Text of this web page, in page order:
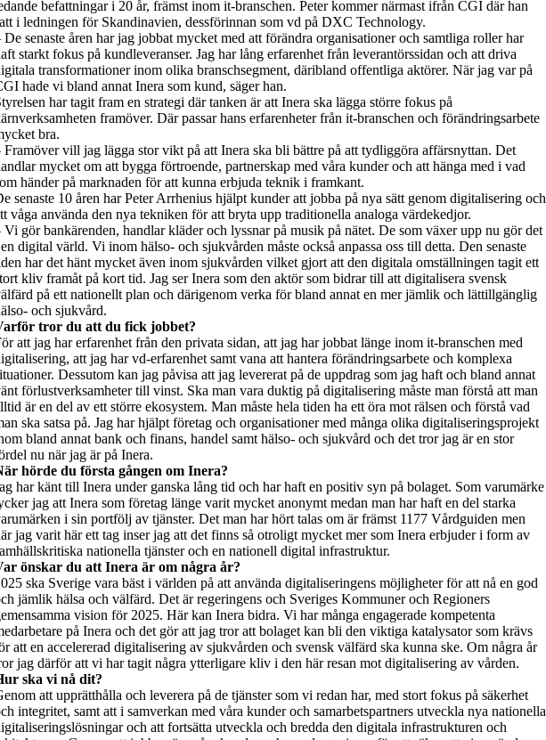
befattningar i 20 år, främst inom it-branschen. Peter kommer närmast ifrån CGI där han
i ledningen för Skandinavien, dessförinnan som vd på DXC Technology.
De senaste åren har jag jobbat mycket med att förändra organisationer och samtliga roller har
starkt fokus på kundleveranser. Jag har lång erfarenhet från leverantörssidan och att driva
transformationer inom olika branschsegment, däribland offentliga aktörer. När jag var på
hade vi bland annat Inera som kund, säger han.
har tagit fram en strategi där tanken är att Inera ska lägga större fokus på
framöver. Där passar hans erfarenheter från it-branschen och förändringsarbete
bra.
Framöver vill jag lägga stor vikt på att Inera ska bli bättre på att tydliggöra affärsnyttan. Det
mycket om att bygga förtroende, partnerskap med våra kunder och att hänga med i vad
händer på marknaden för att kunna erbjuda teknik i framkant.
senaste 10 åren har Peter Arrhenius hjälpt kunder att jobba på nya sätt genom digitalisering och
våga använda den nya tekniken för att bryta upp traditionella analoga värdekedjor.
Vi gör bankärenden, handlar kläder och lyssnar på musik på nätet. De som växer upp nu gör det
digital värld. Vi inom hälso- och sjukvården måste också anpassa oss till detta. Den senaste
har det hänt mycket även inom sjukvården vilket gjort att den digitala omställningen tagit ett
kliv framåt på kort tid. Jag ser Inera som den aktör som bidrar till att digitalisera svensk
på ett nationellt plan och därigenom verka för bland annat en mer jämlik och lättillgänglig
och sjukvård.
tror du att du fick jobbet?
att jag har erfarenhet från den privata sidan, att jag har jobbat länge inom it-branschen med
att jag har vd-erfarenhet samt vana att hantera förändringsarbete och komplexa
Dessutom kan jag påvisa att jag levererat på de uppdrag som jag haft och bland annat
förlustverksamheter till vinst. Ska man vara duktig på digitalisering måste man förstå att man
är en del av ett större ekosystem. Man måste hela tiden ha ett öra mot rälsen och förstå vad
ska satsa på. Jag har hjälpt företag och organisationer med många olika digitaliseringsprojekt
bland annat bank och finans, handel samt hälso- och sjukvård och det tror jag är en stor
nu när jag är på Inera.
hörde du första gången om Inera?
har känt till Inera under ganska lång tid och har haft en positiv syn på bolaget. Som varumärke
jag att Inera som företag länge varit mycket anonymt medan man har haft en del starka
i sin portfölj av tjänster. Det man har hört talas om är främst 1177 Vårdguiden men
jag varit här ett tag inser jag att det finns så otroligt mycket mer som Inera erbjuder i form av
nationella tjänster och en nationell digital infrastruktur.
önskar du att Inera är om några år?
ska Sverige vara bäst i världen på att använda digitaliseringens möjligheter för att nå en god
jämlik hälsa och välfärd. Det är regeringens och Sveriges Kommuner och Regioners
vision för 2025. Här kan Inera bidra. Vi har många engagerade kompetenta
på Inera och det gör att jag tror att bolaget kan bli den viktiga katalysator som krävs
att en accelererad digitalisering av sjukvården och svensk välfärd ska kunna ske. Om några år
jag därför att vi har tagit några ytterligare kliv i den här resan mot digitalisering av vården.
ska vi nå dit?
att upprätthålla och leverera på de tjänster som vi redan har, med stort fokus på säkerhet
integritet, samt att i samverkan med våra kunder och samarbetspartners utveckla nya nationella
och att fortsätta utveckla och bredda den digitala infrastrukturen och